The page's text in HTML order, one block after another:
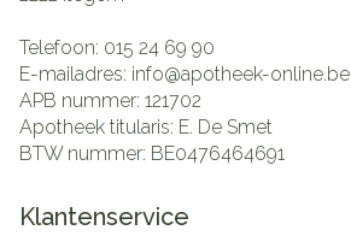
Telefoon: 015 24 69 90
E-mailadres: info@apotheek-online.be
APB nummer: 121702
Apotheek titularis: E. De Smet
BTW nummer: BE0476464691
Klantenservice